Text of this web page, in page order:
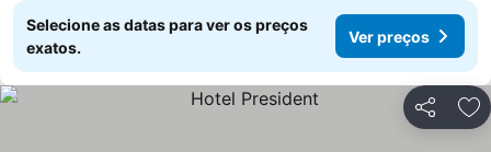
Selecione as datas para ver os preços
exatos.
Ver preços
Partilhar